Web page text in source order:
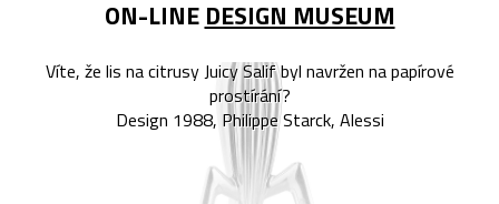
ON-LINE DESIGN MUSEUM
Víte, že lis na citrusy Juicy Salif byl navržen na papírové
prostírání?
Design 1988, Philippe Starck, Alessi